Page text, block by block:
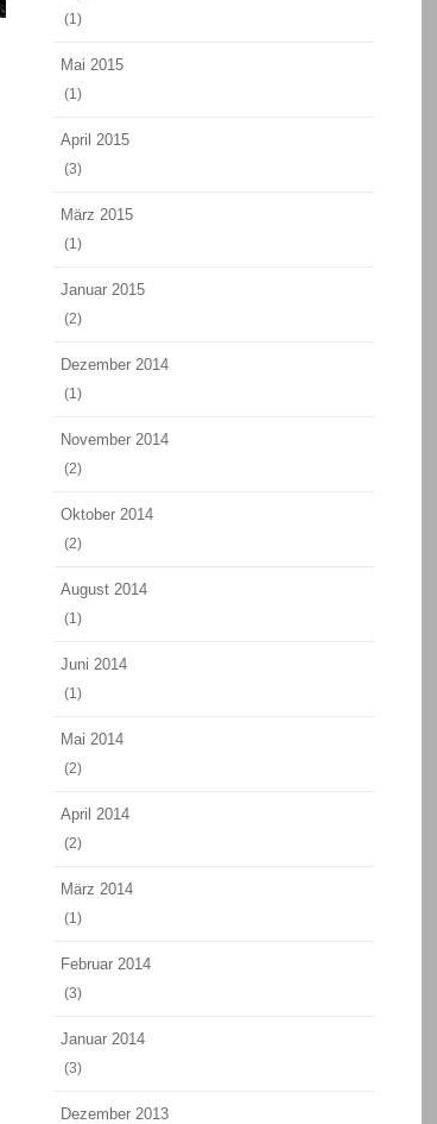
(1)
Mai 2015
(1)
April 2015
(3)
März 2015
(1)
Januar 2015
(2)
Dezember 2014
(1)
November 2014
(2)
Oktober 2014
(2)
August 2014
(1)
Juni 2014
(1)
Mai 2014
(2)
April 2014
(2)
März 2014
(1)
Februar 2014
(3)
Januar 2014
(3)
Dezember 2013